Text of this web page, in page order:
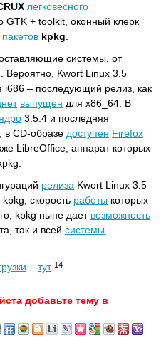
легковесного
GTK + toolkit, оконный клерк
пакетов kpkg
системы, от
Вероятно, Kwort Linux 3.5
i686 – последующий релиз, как
выпущен для x86_64. В
3.5.4 и последняя
в CD-образе доступен Firefox
LibreOffice, аппарат которых
релиза Kwort Linux 3.5
скорость работы которых
kpkg ныне дает возможность
так и всей системы
– тут 14
добавьте тему в